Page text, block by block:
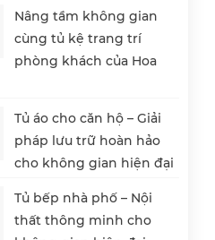
Nâng tầm không gian
cùng tủ kệ trang trí
phòng khách của Hoa
Tủ áo cho căn hộ – Giải
pháp lưu trữ hoàn hảo
cho không gian hiện đại
Tủ bếp nhà phố – Nội
thất thông minh cho